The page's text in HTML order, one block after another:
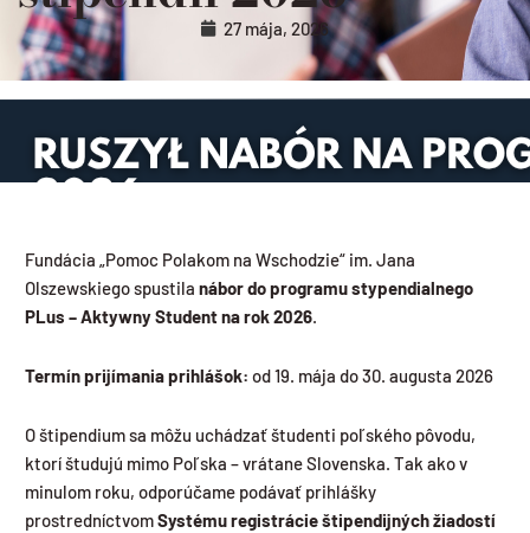
27 mája, 2026
Fundácia „Pomoc Polakom na Wschodzie“ im. Jana
Olszewskiego spustila nábor do programu stypendialnego
PLus – Aktywny Student na rok 2026.
Termín prijímania prihlášok: od 19. mája do 30. augusta 2026
O štipendium sa môžu uchádzať študenti poľského pôvodu,
ktorí študujú mimo Poľska – vrátane Slovenska. Tak ako v
minulom roku, odporúčame podávať prihlášky
prostredníctvomSystému registrácie štipendijných žiadostí